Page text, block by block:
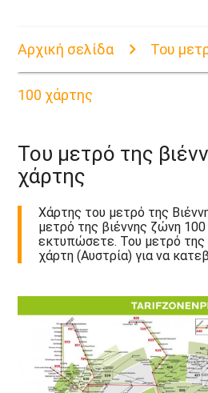
Αρχική σελίδα Του
100 χάρτης
Του μετρό της
χάρτης
Χάρτης του μετρό της
μετρό της βιέννης ζώνη
εκτυπώσετε. Του μετρό της
χάρτη (Αυστρία) για να